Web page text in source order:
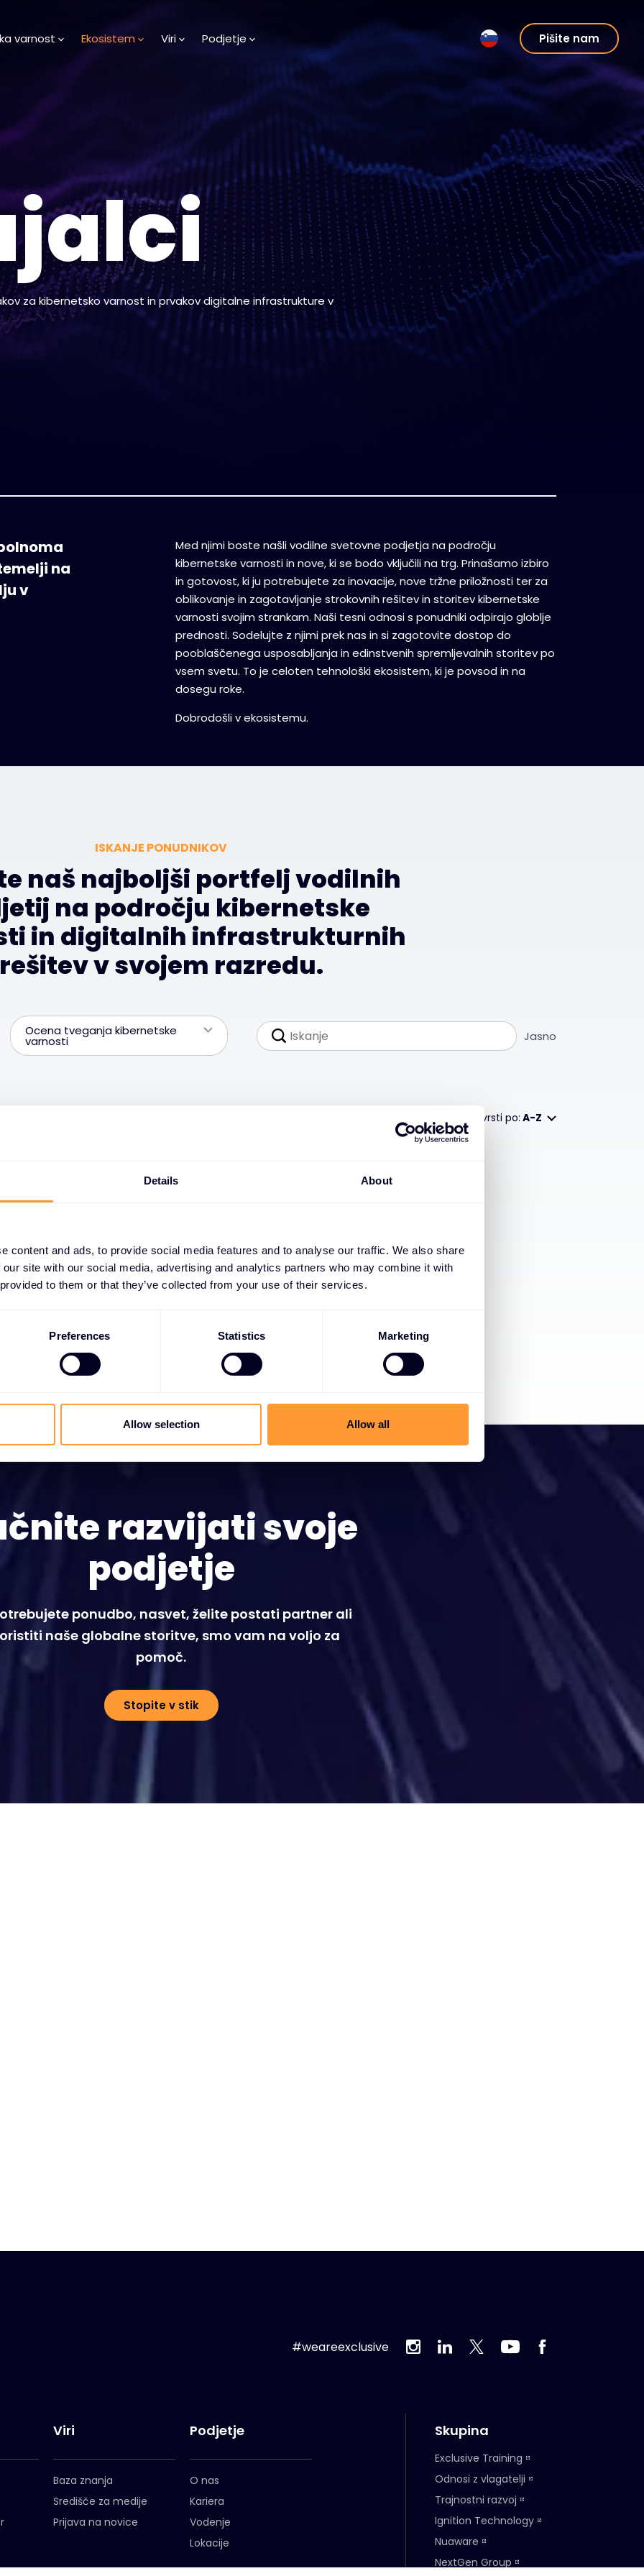
Details About
content and ads, to provide social media features and to analyse our traffic. We also share
site with our social media, advertising and analytics partners who may combine it with
to them or that they’ve collected from your use of their services.
Preferences Statistics Marketing
Allow selection Allow all
varnost Ekosistem Viri Podjetje Pišite nam
za kibernetsko varnost in prvakov digitalne infrastrukture v
na
v
Med njimi boste našli vodilne svetovne podjetja na področju
kibernetske varnosti in nove, ki se bodo vključili na trg. Prinašamo izbiro
in gotovost, ki ju potrebujete za inovacije, nove tržne priložnosti ter za
oblikovanje in zagotavljanje strokovnih rešitev in storitev kibernetske
varnosti svojim strankam. Naši tesni odnosi s ponudniki odpirajo globlje
prednosti. Sodelujte z njimi prek nas in si zagotovite dostop do
pooblaščenega usposabljanja in edinstvenih spremljevalnih storitev po
vsem svetu. To je celoten tehnološki ekosistem, ki je povsod in na
dosegu roke.
Dobrodošli v ekosistemu.
ISKANJE PONUDNIKOV
naš najboljši portfelj vodilnih
na področju kibernetske
in digitalnih infrastrukturnih
rešitev v svojem razredu.
Ocena tveganja kibernetske
varnosti Jasno
Razvrsti po: A-Z
razvijati svoje
podjetje
ponudbo, nasvet, želite postati partner ali
naše globalne storitve, smo vam na voljo za
pomoč.
Stopite v stik
#weareexclusive
Viri
Baza znanja
Središče za medije
Prijava na novice
Podjetje
O nas
Kariera
Vodenje
Lokacije
Skupina